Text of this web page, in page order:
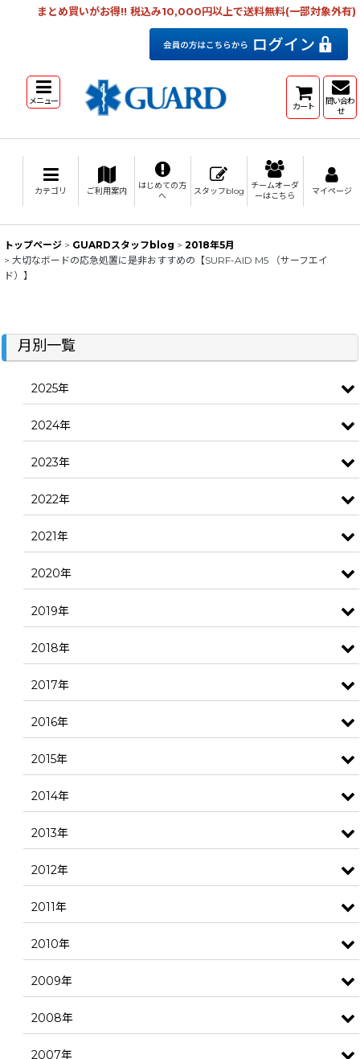
まとめ買いがお得!! 税込み10,000円以上で送料無料(一部対象外有)
メニュー カート
問い合わ
せ
カテゴリ ご利用案内
はじめての方
へ
スタッフblog
チームオーダ
ーはこちら
マイページ
トップページ > GUARDスタッフblog > 2018年5月
> 大切なボードの応急処置に是非おすすめの【SURF-AID M5 （サーフエイ
ド）】
月別一覧
2025年
2024年
2023年
2022年
2021年
2020年
2019年
2018年
2017年
2016年
2015年
2014年
2013年
2012年
2011年
2010年
2009年
2008年
2007年